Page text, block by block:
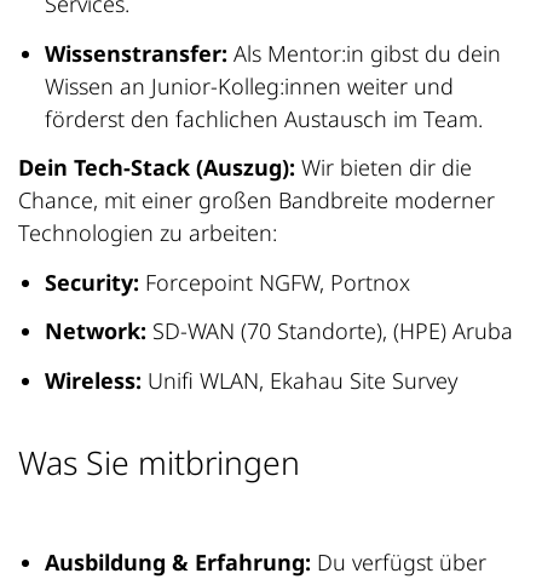
Wissenstransfer: Als Mentor:in gibst du dein
Wissen an Junior-Kolleg:innen weiter und
förderst den fachlichen Austausch im Team.
Dein Tech-Stack (Auszug): Wir bieten dir die
Chance, mit einer großen Bandbreite moderner
Technologien zu arbeiten:
Security: Forcepoint NGFW, Portnox
Network: SD-WAN (70 Standorte), (HPE) Aruba
Wireless: Unifi WLAN, Ekahau Site Survey
Was Sie mitbringen
Ausbildung & Erfahrung: Du verfügst über